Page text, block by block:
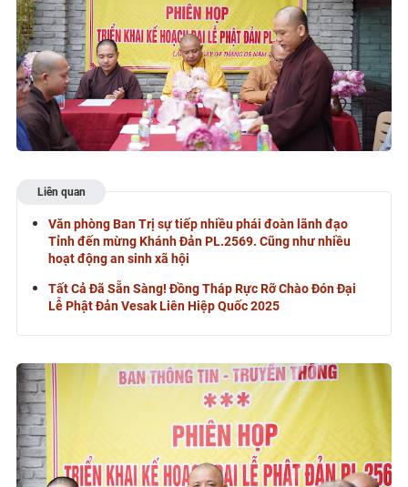
Liên quan
Văn phòng Ban Trị sự tiếp nhiều phái đoàn lãnh đạo
Tỉnh đến mừng Khánh Đản PL.2569. Cũng như nhiều
hoạt động an sinh xã hội
Tất Cả Đã Sẵn Sàng! Đồng Tháp Rực Rỡ Chào Đón Đại
Lễ Phật Đản Vesak Liên Hiệp Quốc 2025